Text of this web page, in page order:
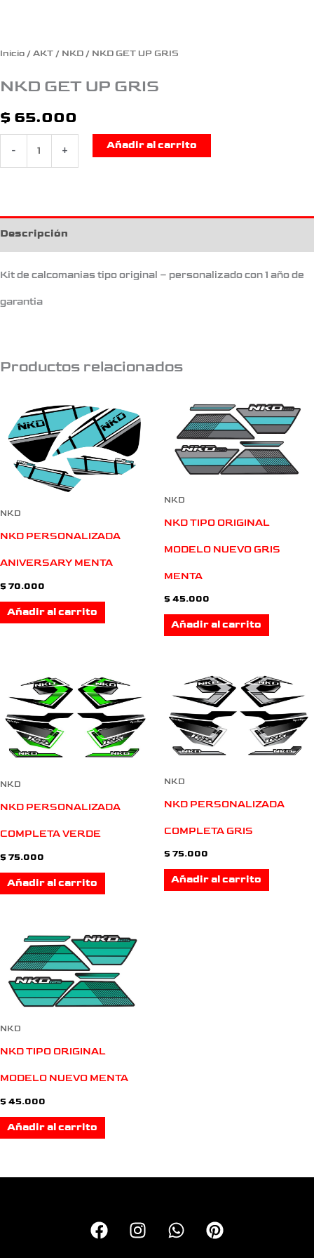
Inicio / AKT / NKD / NKD GET UP GRIS
NKD GET UP GRIS
$ 65.000
- +
Añadir al carrito
Descripción
Kit de calcomanias tipo original – personalizado con 1 año de
garantia
Productos relacionados
NKD
NKD PERSONALIZADA
ANIVERSARY MENTA
$ 70.000
Añadir al carrito
NKD
NKD TIPO ORIGINAL
MODELO NUEVO GRIS
MENTA
$ 45.000
Añadir al carrito
NKD
NKD PERSONALIZADA
COMPLETA VERDE
$ 75.000
Añadir al carrito
NKD
NKD PERSONALIZADA
COMPLETA GRIS
$ 75.000
Añadir al carrito
NKD
NKD TIPO ORIGINAL
MODELO NUEVO MENTA
$ 45.000
Añadir al carrito